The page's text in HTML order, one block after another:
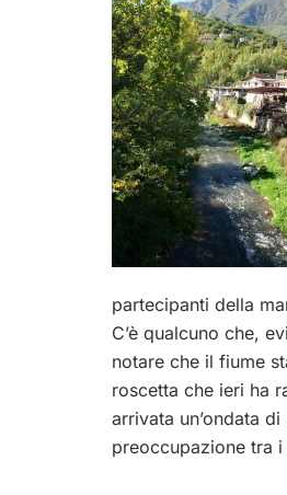
partecipanti della
C’è qualcuno che,
notare che il fiume
roscetta che ieri ha
arrivata un’ondata
preoccupazione tra i